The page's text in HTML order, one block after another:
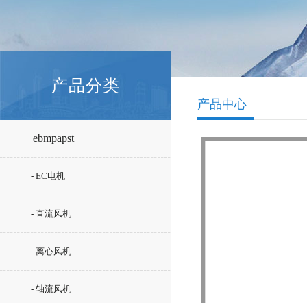
产品分类
+ ebmpapst
- EC电机
- 直流风机
- 离心风机
- 轴流风机
产品中心